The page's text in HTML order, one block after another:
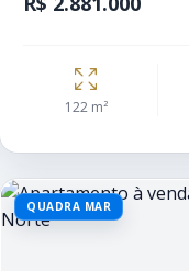
122 m²
QUADRA MAR